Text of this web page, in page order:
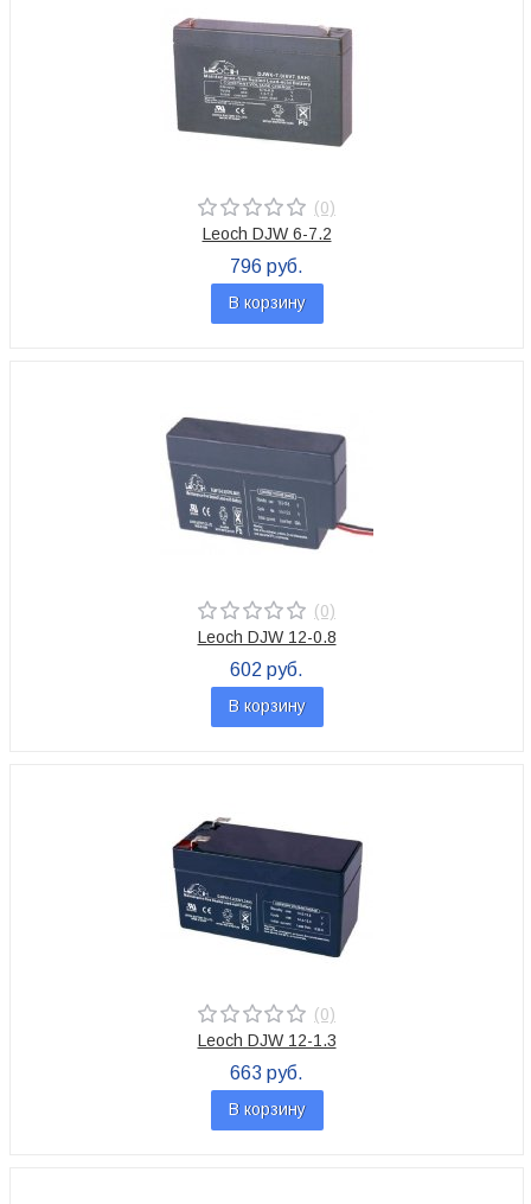
(0)
Leoch DJW 6-7.2
796 руб.
В корзину
(0)
Leoch DJW 12-0.8
602 руб.
В корзину
(0)
Leoch DJW 12-1.3
663 руб.
В корзину